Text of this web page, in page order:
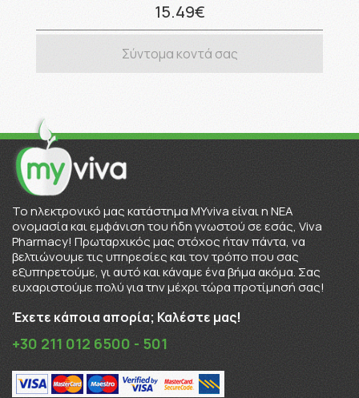
15.49€
Σύντομα κοντά σας
To ηλεκτρονικό μας κατάστημα MYviva είναι η ΝΕΑ
ονομασία και εμφάνιση του ήδη γνωστού σε εσάς, Viva
Pharmacy! Πρωταρχικός μας στόχος ήταν πάντα, να
βελτιώνουμε τις υπηρεσίες και τον τρόπο που σας
εξυπηρετούμε, γι αυτό και κάναμε ένα βήμα ακόμα. Σας
ευχαριστούμε πολύ για την μέχρι τώρα προτίμησή σας!
Έχετε κάποια απορία; Καλέστε μας!
+30 211 012 6500 - 501